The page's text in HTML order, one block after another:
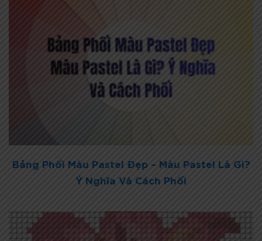
Bảng Phối Màu Pastel Đẹp – Màu Pastel Là Gì?
Ý Nghĩa Và Cách Phối